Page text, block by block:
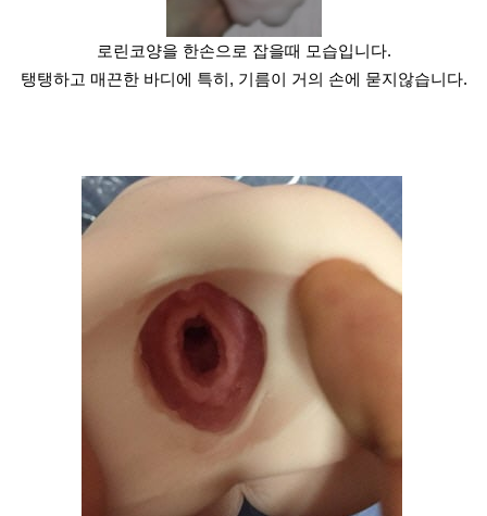
로린코양을 한손으로 잡을때 모습입니다.
탱탱하고 매끈한 바디에 특히, 기름이 거의 손에 묻지않습니다.